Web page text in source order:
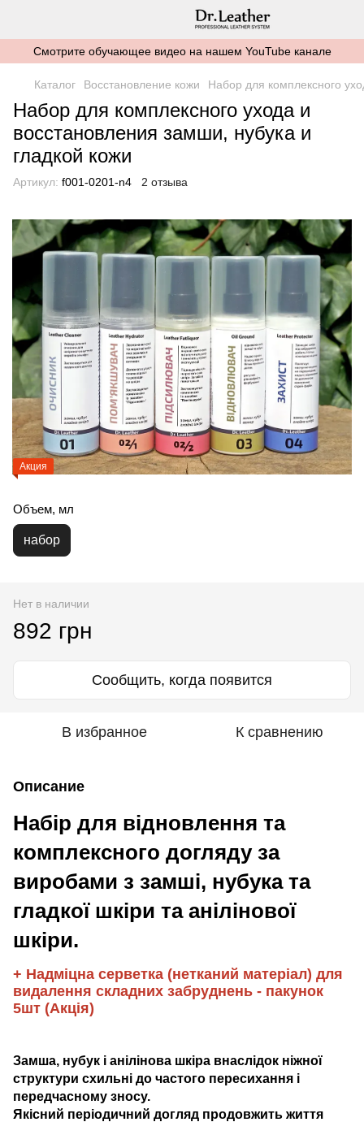
Смотрите обучающее видео на нашем YouTube канале
Каталог Восстановление кожи Набор для комплексного
Набор для комплексного ухода и
восстановления замши, нубука и
гладкой кожи
Артикул: f001-0201-n4 2 отзыва
Акция
Объем, мл
набор
Нет в наличии
892 грн
Сообщить, когда появится
В избранное К сравнению
Описание
Набір для відновлення та
комплексного догляду за
виробами з замші, нубука та
гладкої шкіри та анілінової
шкіри.
+ Надміцна серветка (нетканий матеріал) для
видалення складних забруднень - пакунок
5шт (Акція)
Замша, нубук і анілінова шкіра внаслідок ніжної
структури схильні до частого пересихання і
передчасному зносу.
Якісний періодичний догляд продовжить життя